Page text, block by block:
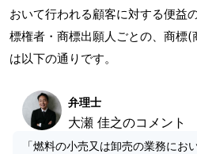
おいて行われる顧客に対する便益
標権者・商標出願人ごとの、商標
は以下の通りです。
弁理士
大瀬 佳之のコメント
「燃料の小売又は卸売の業務にお